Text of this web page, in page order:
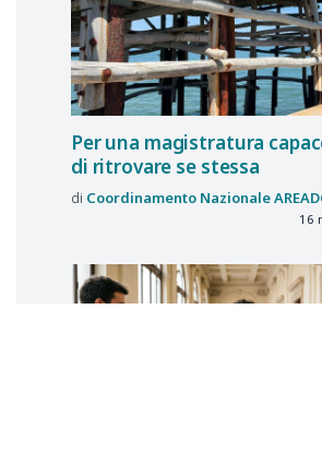
Per una magistratura
di ritrovare se stessa
Coordinamento Nazionale
16